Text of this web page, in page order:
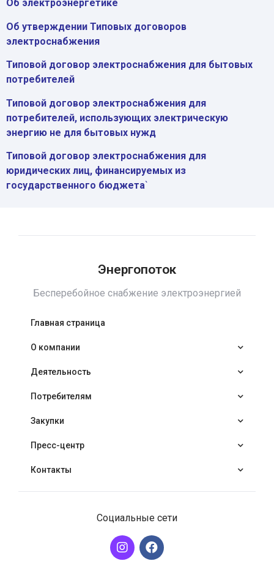
Об электроэнергетике
Об утверждении Типовых договоров
электроснабжения
Типовой договор электроснабжения для бытовых
потребителей
Типовой договор электроснабжения для
потребителей, использующих электрическую
энергию не для бытовых нужд
Типовой договор электроснабжения для
юридических лиц, финансируемых из
государственного бюджета`
Энергопоток
Бесперебойное снабжение электроэнергией
Главная страница
О компании
Деятельность
Потребителям
Закупки
Пресс-центр
Контакты
Социальные сети